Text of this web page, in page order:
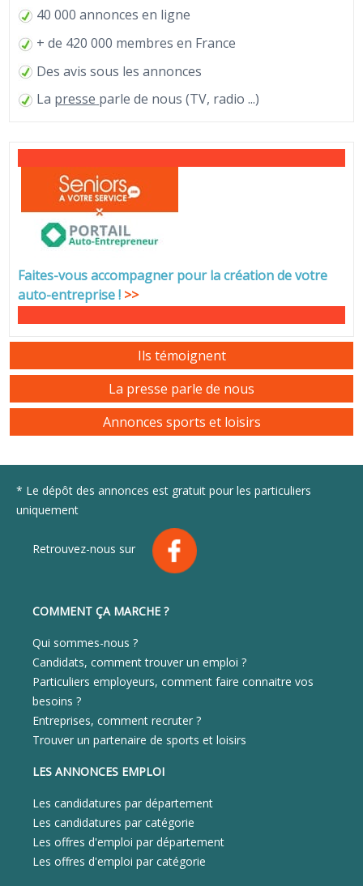
40 000 annonces en ligne
+ de 420 000 membres en France
Des avis sous les annonces
La presse parle de nous (TV, radio ...)
Faites-vous accompagner pour la création de votre
auto-entreprise! >>
Ils témoignent
La presse parle de nous
Annonces sports et loisirs
* Le dépôt des annonces est gratuit pour les particuliers
uniquement
Retrouvez-nous sur
COMMENT ÇA MARCHE ?
Qui sommes-nous ?
Candidats, comment trouver un emploi ?
Particuliers employeurs, comment faire connaitre vos
besoins ?
Entreprises, comment recruter ?
Trouver un partenaire de sports et loisirs
LES ANNONCES EMPLOI
Les candidatures par département
Les candidatures par catégorie
Les offres d'emploi par département
Les offres d'emploi par catégorie